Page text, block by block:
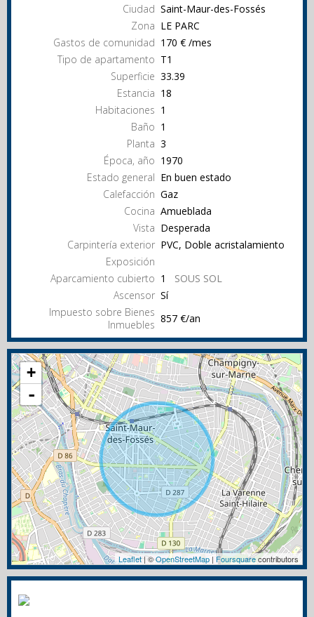
Ciudad Saint-Maur-des-Fossés
Zona LE PARC
Gastos de comunidad 170 € /mes
Tipo de apartamento T1
Superficie 33.39
Estancia 18
Habitaciones 1
Baño 1
Planta 3
Época, año 1970
Estado general En buen estado
Calefacción Gaz
Cocina Amueblada
Vista Desperada
Carpintería exterior PVC, Doble acristalamiento
Exposición
Aparcamiento cubierto 1 SOUS SOL
Ascensor Sí
Impuesto sobre Bienes
Inmuebles 857 €/an
+
-
Leaflet| ©OpenStreetMap | Foursquarecontributors